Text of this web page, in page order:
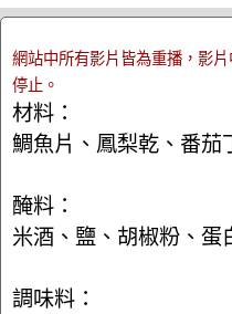
網站中所有影片皆為重播，影
停止。
材料：
鯛魚片、鳳梨乾、番茄
醃料：
米酒、鹽、胡椒粉、蛋
調味料：